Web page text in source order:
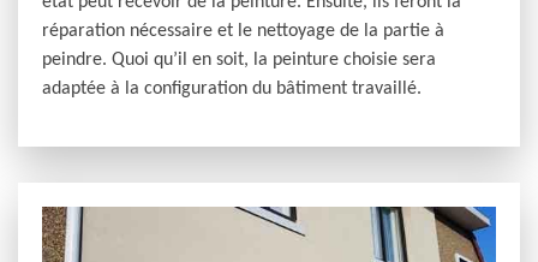
réparation nécessaire et le nettoyage de la partie à
peindre. Quoi qu’il en soit, la peinture choisie sera
adaptée à la configuration du bâtiment travaillé.